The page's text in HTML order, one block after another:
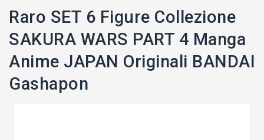
Raro SET 6 Figure Collezione
SAKURA WARS PART 4 Manga
Anime JAPAN Originali BANDAI
Gashapon